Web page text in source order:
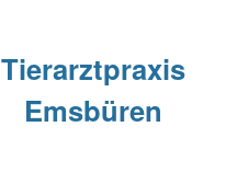
Tierarztpraxis
Emsbüren